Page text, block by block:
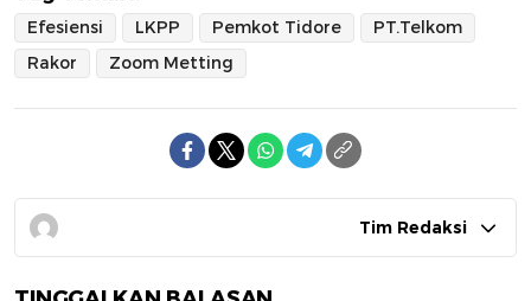
Efesiensi LKPP Pemkot Tidore
PT.Telkom
Rakor
Zoom Metting
Tim Redaksi